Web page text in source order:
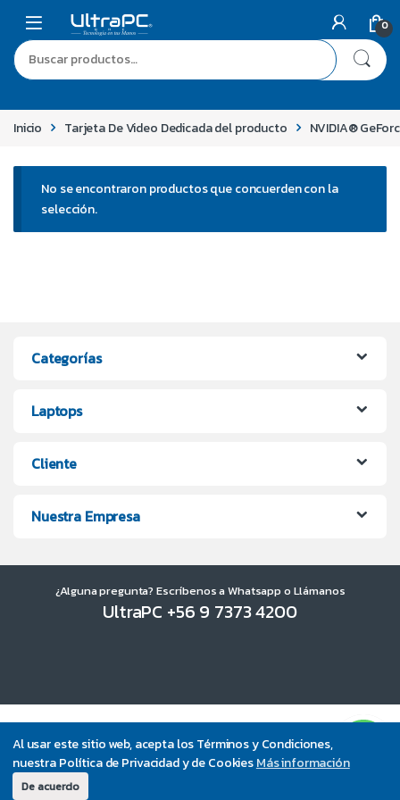
Al usar este sitio web, acepta los Términos y Condiciones,
nuestra Política de Privacidad y de CookiesMás información
De acuerdo
0
Inicio Tarjeta De Video Dedicada del producto NVIDIA®
No se encontraron productos que concuerden con la
selección.
Categorías
Laptops
Cliente
Nuestra Empresa
¿Alguna pregunta? Escríbenos a Whatsapp o Llámanos
UltraPC +56 9 7373 4200